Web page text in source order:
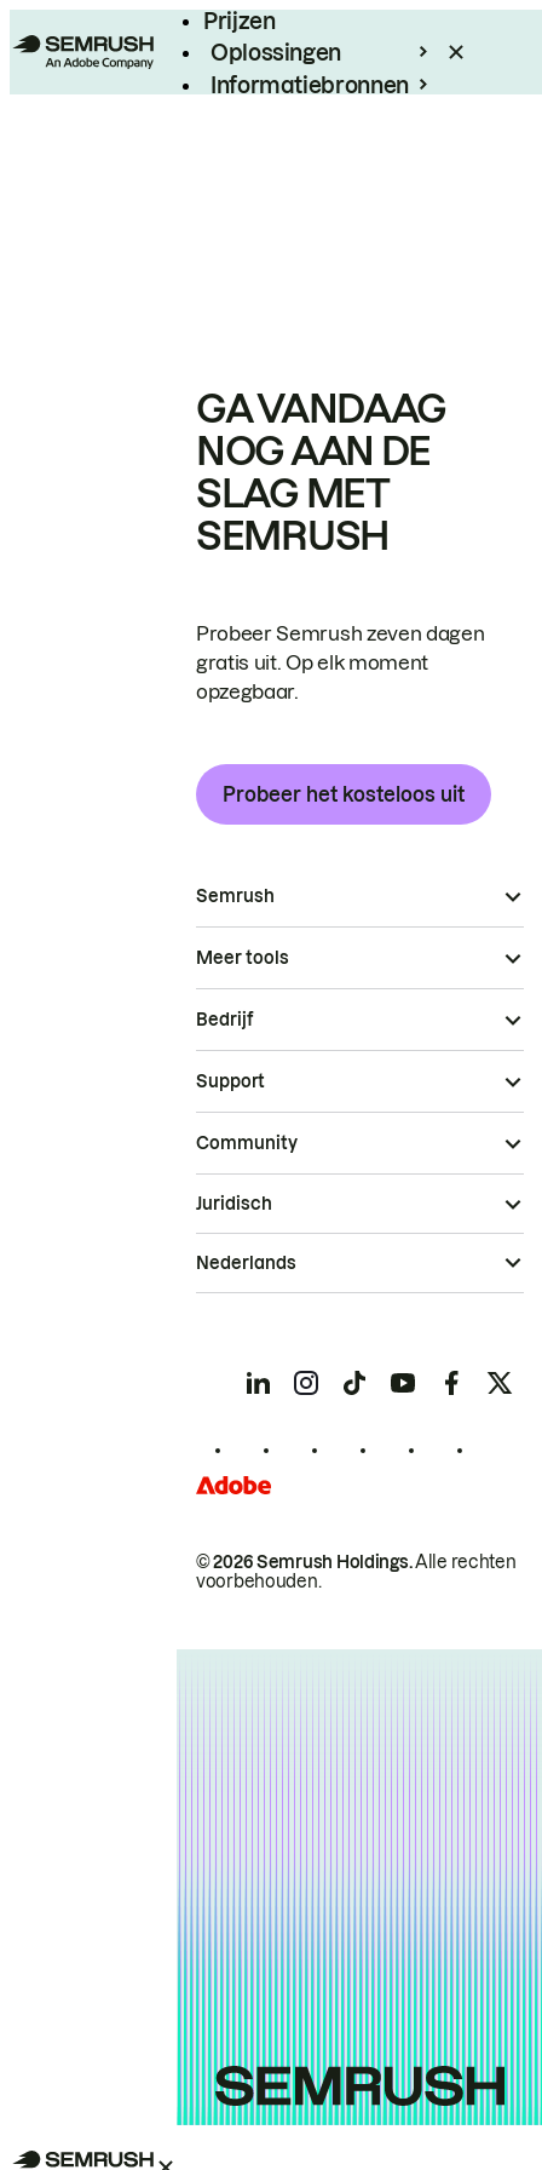
Prijzen
Oplossingen
Informatiebronnen
GA VANDAAG
NOG AAN DE
SLAG MET
SEMRUSH
Probeer Semrush zeven dagen
gratis uit. Op elk moment
opzegbaar.
Probeer het kosteloos uit
Semrush
Meer tools
Bedrijf
Support
Community
© 2026 Semrush Holdings.Alle rechten
voorbehouden.
Juridisch
Nederlands